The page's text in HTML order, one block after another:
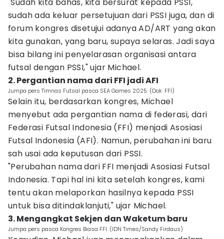
sudah ada keluar persetujuan dari PSSI juga, dan di
forum kongres disetujui adanya AD/ART yang akan
kita gunakan, yang baru, supaya selaras. Jadi saya
bisa bilang ini penyelarasan organisasi antara
futsal dengan PSSI," ujar Michael.
2. Pergantian nama dari FFI jadi AFI
Jumpa pers Timnas Futsal pasca SEA Games 2025. (Dok. FFI)
Selain itu, berdasarkan kongres, Michael
menyebut ada pergantian nama di federasi, dari
Federasi Futsal Indonesia (FFI) menjadi Asosiasi
Futsal Indonesia (AFI). Namun, perubahan ini baru
sah usai ada keputusan dari PSSI.
"Perubahan nama dari FFI menjadi Asosiasi Futsal
Indonesia. Tapi hal ini kita setelah kongres, kami
tentu akan melaporkan hasilnya kepada PSSI
untuk bisa ditindaklanjuti," ujar Michael.
3. Mengangkat Sekjen dan Waketum baru
Jumpa pers pasca Kongres Biasa FFI. (IDN Times/Sandy Firdaus)